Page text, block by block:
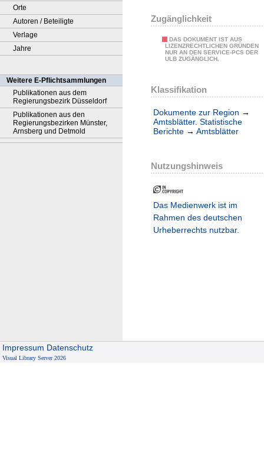
Orte
Autoren / Beteiligte
Verlage
Jahre
Weitere E-Pflichtsammlungen
Publikationen aus dem
Regierungsbezirk Düsseldorf
Publikationen aus den
Regierungsbezirken Münster,
Arnsberg und Detmold
Zugänglichkeit
DAS DOKUMENT IST AUS
LIZENZRECHTLICHEN GRÜNDEN
NUR AN DEN SERVICE-PCS DER
ULB ZUGÄNGLICH.
Klassifikation
Dokumente zur Region →
Amtsblätter. Statistische
Berichte → Amtsblätter
Nutzungshinweis
Das Medienwerk ist im
Rahmen des deutschen
Urheberrechts nutzbar.
Impressum Datenschutz
Visual Library Server 2026